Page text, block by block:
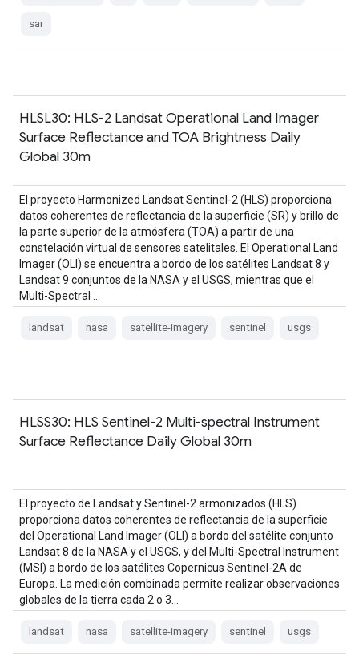
sar
HLSL30: HLS-2 Landsat Operational Land Imager
Surface Reflectance and TOA Brightness Daily
Global 30m
El proyecto Harmonized Landsat Sentinel-2 (HLS) proporciona
datos coherentes de reflectancia de la superficie (SR) y brillo de
la parte superior de la atmósfera (TOA) a partir de una
constelación virtual de sensores satelitales. El Operational Land
Imager (OLI) se encuentra a bordo de los satélites Landsat 8 y
Landsat 9 conjuntos de la NASA y el USGS, mientras que el
Multi-Spectral …
landsat nasa satellite-imagery sentinel usgs
HLSS30: HLS Sentinel-2 Multi-spectral Instrument
Surface Reflectance Daily Global 30m
El proyecto de Landsat y Sentinel-2 armonizados (HLS)
proporciona datos coherentes de reflectancia de la superficie
del Operational Land Imager (OLI) a bordo del satélite conjunto
Landsat 8 de la NASA y el USGS, y del Multi-Spectral Instrument
(MSI) a bordo de los satélites Copernicus Sentinel-2A de
Europa. La medición combinada permite realizar observaciones
globales de la tierra cada 2 o 3…
landsat nasa satellite-imagery sentinel usgs